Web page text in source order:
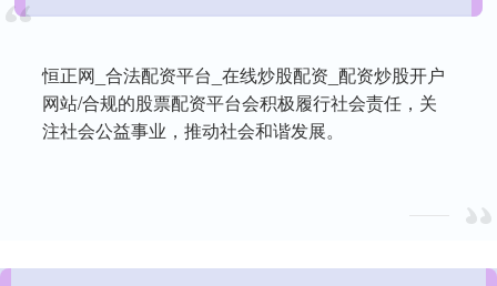
恒正网_合法配资平台_在线炒股配资_配资炒股开户
网站/合规的股票配资平台会积极履行社会责任，关
注社会公益事业，推动社会和谐发展。